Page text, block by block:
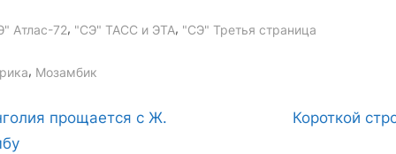
Атлас-72, "СЭ" ТАСС и ЭТА, "СЭ" Третья страница
, Мозамбик
прощается с Ж.
N
Короткой